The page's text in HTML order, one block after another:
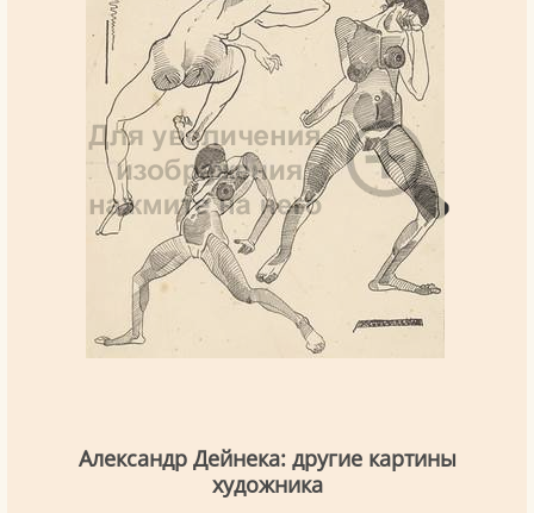
Александр Дейнека: другие картины
художника